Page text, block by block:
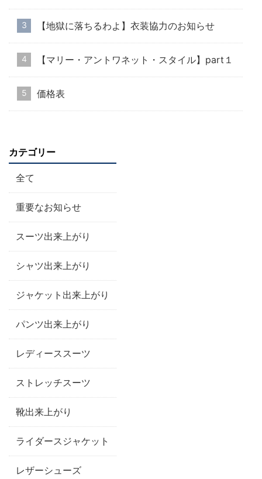
【地獄に落ちるわよ】衣装協力のお知らせ
【マリー・アントワネット・スタイル】part１
価格表
カテゴリー
全て
重要なお知らせ
スーツ出来上がり
シャツ出来上がり
ジャケット出来上がり
パンツ出来上がり
レディーススーツ
ストレッチスーツ
靴出来上がり
ライダースジャケット
レザーシューズ